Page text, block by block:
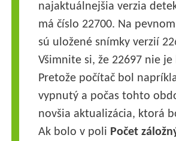
najaktuálnejšia verzia
má číslo 22700. Na
sú uložené snímky verzií
Všimnite si, že 22697 nie
Pretože počítač bol
vypnutý a počas tohto
novšia aktualizácia, ktorá
Ak bolo v poli Počet